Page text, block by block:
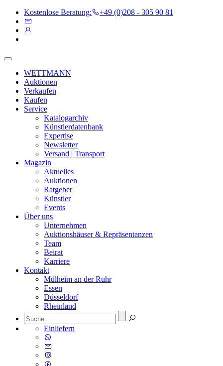
Kostenlose Beratung: +49 (0)208 - 305 90 81
WETTMANN
Auktionen
Verkaufen
Kaufen
Service
Katalogarchiv
Künstlerdatenbank
Expertise
Newsletter
Versand | Transport
Magazin
Aktuelles
Auktionen
Ratgeber
Künstler
Events
Über uns
Unternehmen
Auktionshäuser & Repräsentanzen
Team
Beirat
Karriere
Kontakt
Mülheim an der Ruhr
Essen
Düsseldorf
Rheinland
Einliefern